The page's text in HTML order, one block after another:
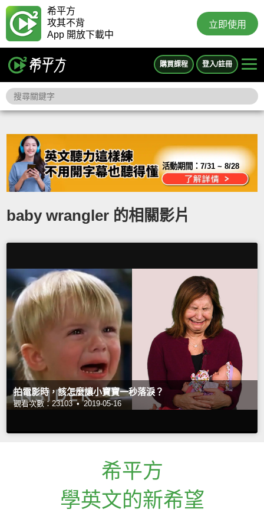
希平方
攻其不背
App 開放下載中
立即使用
購買課程 登入/註冊
活動期間：7/31 ~ 8/28
baby wrangler 的相關影片
拍電影時，該怎麼讓小寶寶一秒落淚？
觀看次數：23103 • 2019-05-16
希平方
學英文的新希望